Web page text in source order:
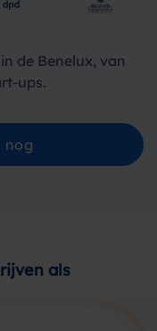
de Benelux, van
ups.
nog
als